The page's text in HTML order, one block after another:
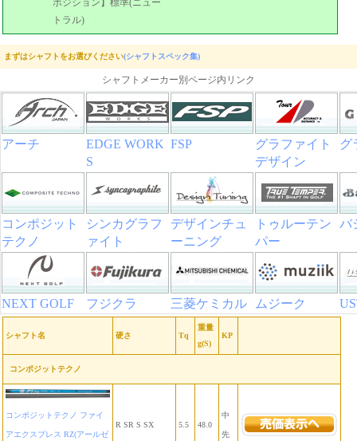
トラル)
まずはシャフトをお選びください(シャフトスペック集)
シャフトメーカー別ページ内リンク
アーチ
EDGE WORK
S
FSP
グラファイト
デザイン
グ
コンポジット
テクノ
シンカグラフ
ァイト
デザインチュ
ーニング
トゥルーテン
パー
バ
NEXT GOLF フジクラ 三菱ケミカル ムジーク
シャフト名 硬さ Tq
重量
g(S)
KP
コンポジットテクノ
コンポジットテクノ ファイ
アエクスプレス RZ(アールゼ
R SR S SX 5.5 48.0
中
先